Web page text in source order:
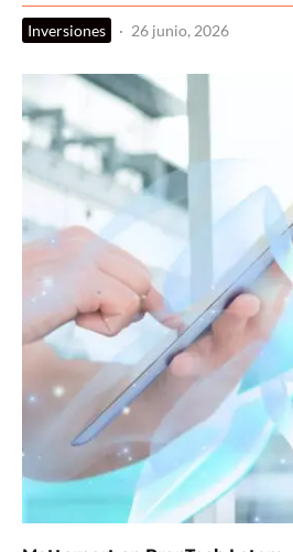
Inversiones · 26 junio, 2026